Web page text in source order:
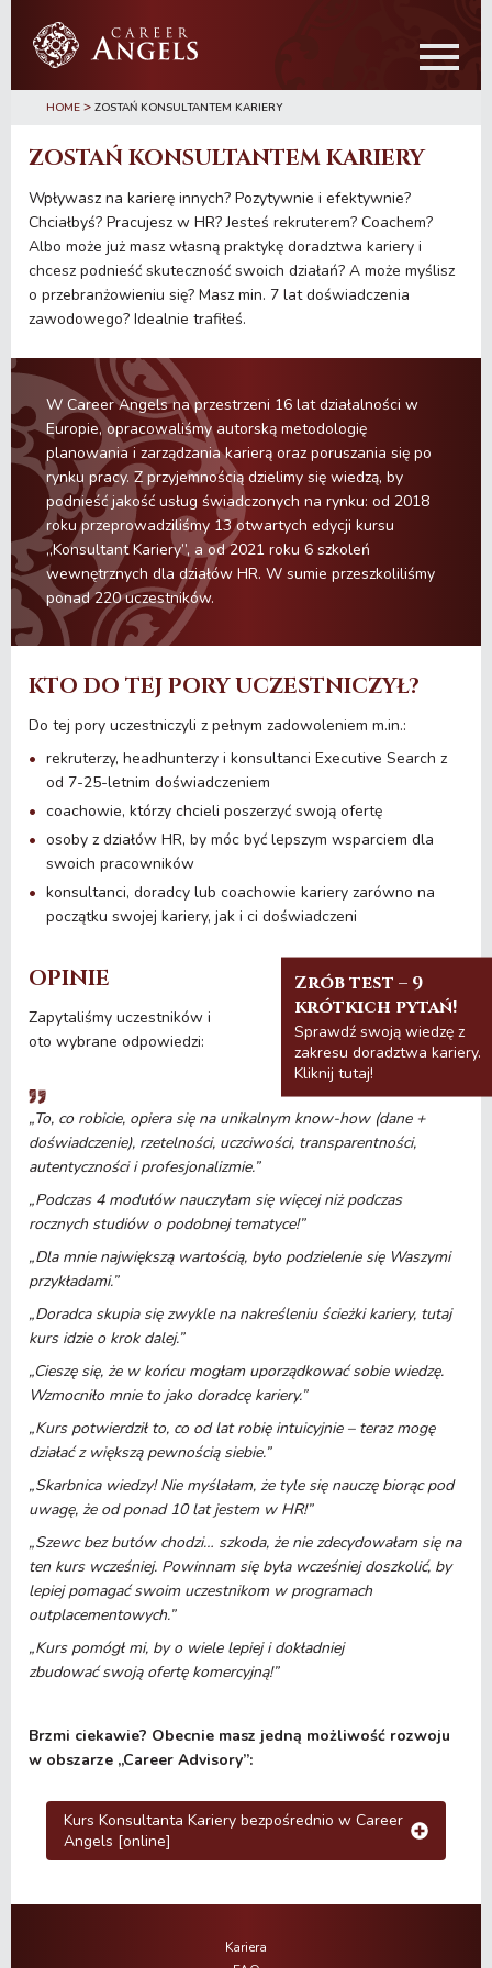
treści
głównego
bocznego
HOME > ZOSTAŃ KONSULTANTEM KARIERY
ZOSTAŃ KONSULTANTEM KARIERY
Wpływasz na karierę innych? Pozytywnie i efektywnie?
Chciałbyś? Pracujesz w HR? Jesteś rekruterem? Coachem?
Albo może już masz własną praktykę doradztwa kariery i
chcesz podnieść skuteczność swoich działań? A może myślisz
o przebranżowieniu się? Masz min. 7 lat doświadczenia
zawodowego? Idealnie trafiłeś.
W Career Angels na przestrzeni 16 lat działalności w
Europie, opracowaliśmy autorską metodologię
planowania i zarządzania karierą oraz poruszania się po
rynku pracy. Z przyjemnością dzielimy się wiedzą, by
podnieść jakość usług świadczonych na rynku: od 2018
roku przeprowadziliśmy 13 otwartych edycji kursu
„Konsultant Kariery”, a od 2021 roku 6 szkoleń
wewnętrznych dla działów HR. W sumie przeszkoliliśmy
ponad 220 uczestników.
KTO DO TEJ PORY UCZESTNICZYŁ?
Do tej pory uczestniczyli z pełnym zadowoleniem m.in.:
rekruterzy, headhunterzy i konsultanci Executive Search z
od 7-25-letnim doświadczeniem
coachowie, którzy chcieli poszerzyć swoją ofertę
osoby z działów HR, by móc być lepszym wsparciem dla
swoich pracowników
konsultanci, doradcy lub coachowie kariery zarówno na
początku swojej kariery, jak i ci doświadczeni
OPINIE
Zapytaliśmy uczestników i
oto wybrane odpowiedzi:
Zrób test – 9
krótkich pytań!
Sprawdź swoją wiedzę z
zakresu doradztwa kariery.
Kliknij tutaj!
„To, co robicie, opiera się na unikalnym know-how (dane +
doświadczenie), rzetelności, uczciwości, transparentności,
autentyczności i profesjonalizmie.”
„Podczas 4 modułów nauczyłam się więcej niż podczas
rocznych studiów o podobnej tematyce!”
„Dla mnie największą wartością, było podzielenie się Waszymi
przykładami.”
„Doradca skupia się zwykle na nakreśleniu ścieżki kariery, tutaj
kurs idzie o krok dalej.”
„Cieszę się, że w końcu mogłam uporządkować sobie wiedzę.
Wzmocniło mnie to jako doradcę kariery.”
„Kurs potwierdził to, co od lat robię intuicyjnie – teraz mogę
działać z większą pewnością siebie.”
„Skarbnica wiedzy! Nie myślałam, że tyle się nauczę biorąc pod
uwagę, że od ponad 10 lat jestem w HR!”
„Szewc bez butów chodzi… szkoda, że nie zdecydowałam się na
ten kurs wcześniej. Powinnam się była wcześniej doszkolić, by
lepiej pomagać swoim uczestnikom w programach
outplacementowych.”
„Kurs pomógł mi, by o wiele lepiej i dokładniej
zbudować swoją ofertę komercyjną!”
Brzmi ciekawie? Obecnie masz jedną możliwość rozwoju
w obszarze „Career Advisory”:
Kurs Konsultanta Kariery bezpośrednio w Career
Angels [online]
Kariera